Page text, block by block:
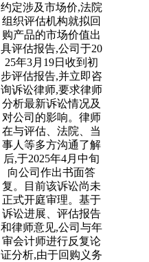
约定涉及市场价,法院
组织评估机构就拟回
购产品的市场价值出
具评估报告,公司于20
25年3月19日收到初
步评估报告,并立即咨
询诉讼律师,要求律师
分析最新诉讼情况及
对公司的影响。律师
在与评估、法院、当
事人等多方沟通了解
后,于2025年4月中旬
向公司作出书面答
复。目前该诉讼尚未
正式开庭审理。基于
诉讼进展、评估报告
和律师意见,公司与年
审会计师进行反复论
证分析,由于回购义务